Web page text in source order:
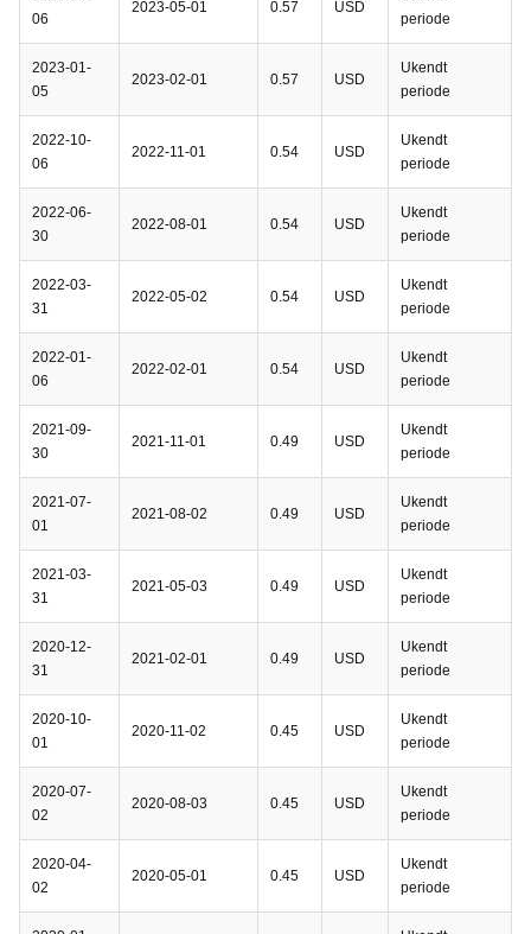
06
2023-05-01 0.57 USD
periode
2023-01-
05
2023-02-01 0.57 USD
Ukendt
periode
2022-10-
06
2022-11-01 0.54 USD
Ukendt
periode
2022-06-
30
2022-08-01 0.54 USD
Ukendt
periode
2022-03-
31
2022-05-02 0.54 USD
Ukendt
periode
2022-01-
06
2022-02-01 0.54 USD
Ukendt
periode
2021-09-
30
2021-11-01 0.49 USD
Ukendt
periode
2021-07-
01
2021-08-02 0.49 USD
Ukendt
periode
2021-03-
31
2021-05-03 0.49 USD
Ukendt
periode
2020-12-
31
2021-02-01 0.49 USD
Ukendt
periode
2020-10-
01
2020-11-02 0.45 USD
Ukendt
periode
2020-07-
02
2020-08-03 0.45 USD
Ukendt
periode
2020-04-
02
2020-05-01 0.45 USD
Ukendt
periode